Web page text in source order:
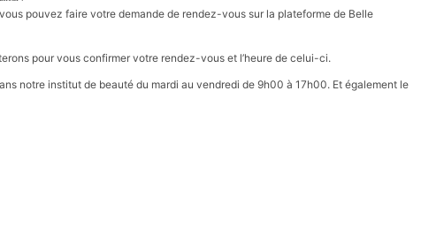
pouvez faire votre demande de rendez-vous sur la plateforme de Belle
pour vous confirmer votre rendez-vous et l’heure de celui-ci.
notre institut de beauté du mardi au vendredi de 9h00 à 17h00. Et également le